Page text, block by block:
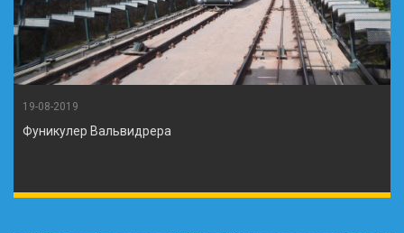
19-08-2019
Фуникулер Вальвидрера